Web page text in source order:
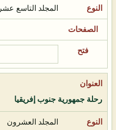
المجلد التاسع عشر
رحلة جمهورية جنوب إفريقيا
المجلد العشرون